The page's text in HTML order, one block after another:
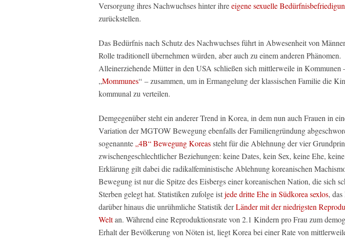
Versorgung ihres Nachwuchses hinter ihreeigene sexuelle
zurückstellen.
Das Bedürfnis nach Schutz des Nachwuchses führt in Abwesenheit von
Rolle traditionell übernehmen würden, aber auch zu einem anderen Phänomen.
Alleinerziehende Mütter in den USA schließen sich mittlerweile in Kommunen
„Mommunes“ – zusammen, um in Ermangelung der klassischen Familie die
kommunal zu verteilen.
Demgegenüber steht ein anderer Trend in Korea, in dem nun auch Frauen in
Variation der MGTOW Bewegung ebenfalls der Familiengründung
sogenannte „4B“ Bewegung Koreassteht für die Ablehnung der vier
zwischengeschlechtlicher Beziehungen: keine Dates, kein Sex, keine Ehe,
Erklärung gilt dabei die radikalfeministische Ablehnung koreanischen
Bewegung ist nur die Spitze des Eisbergs einer koreanischen Nation, die sich
Sterben gelegt hat. Statistiken zufolge istjede dritte Ehe in Südkorea sexlos,
darüber hinaus die unrühmliche Statistik derLänder mit der niedrigsten
Weltan. Während eine Reproduktionsrate von 2.1 Kindern pro Frau zum
Erhalt der Bevölkerung von Nöten ist, liegt Korea bei einer Rate von